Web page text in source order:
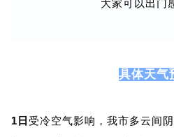
大家可以出门
具体天气
1 日 受冷空气影响，我市多云间